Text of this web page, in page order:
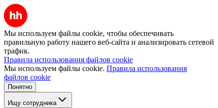
Мы используем файлы cookie, чтобы обеспечивать
правильную работу нашего веб-сайта и анализировать сетевой
трафик.
Правила использования файлов cookie
Мы используем файлы cookie. Правила использования
файлов cookie
Понятно
Ищу сотрудника